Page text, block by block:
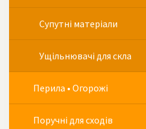
Супутні матеріали
Ущільнювачі для скла
Перила • Огорожі
Поручні для сходів